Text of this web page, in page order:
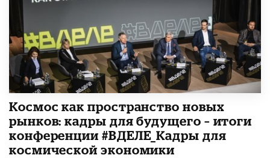
Космос как пространство новых
рынков: кадры для будущего – итоги
конференции #ВДЕЛЕ_Кадры для
космической экономики